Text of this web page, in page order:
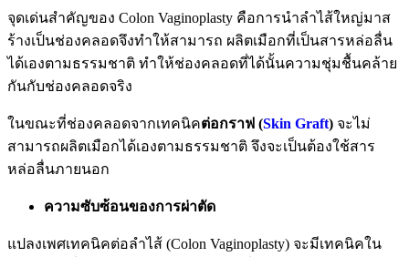
จุดเด่นสำคัญของ Colon Vaginoplasty คือการนำลำไส้ใหญ่มาส
ร้างเป็นช่องคลอดจึงทำให้สามารถ ผลิตเมือกที่เป็นสารหล่อลื่น
ได้เองตามธรรมชาติ ทำให้ช่องคลอดที่ได้นั้นความชุ่มชื้นคล้าย
กันกับช่องคลอดจริง
ในขณะที่ช่องคลอดจากเทคนิคต่อกราฟ (Skin Graft) จะไม่
สามารถผลิตเมือกได้เองตามธรรมชาติ จึงจะเป็นต้องใช้สาร
หล่อลื่นภายนอก
ความซับซ้อนของการผ่าตัด
แปลงเพศเทคนิคต่อลำไส้ (Colon Vaginoplasty) จะมีเทคนิคใน